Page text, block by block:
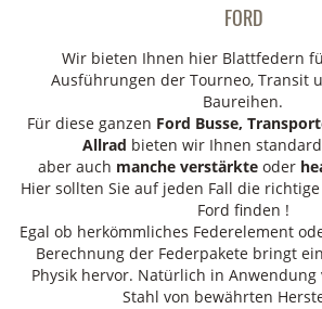
FORD
Wir bieten Ihnen hier Blattfedern
Ausführungen der Tourneo, Transit
Baureihen.
Für diese ganzen Ford Busse,
Allrad bieten wir Ihnen
aber auch manche verstärkteoder
Hier sollten Sie auf jeden Fall die
Ford finden !
Egal ob herkömmliches Federelement
Berechnung der Federpakete bringt
Physik hervor. Natürlich in
Stahl von bewährten